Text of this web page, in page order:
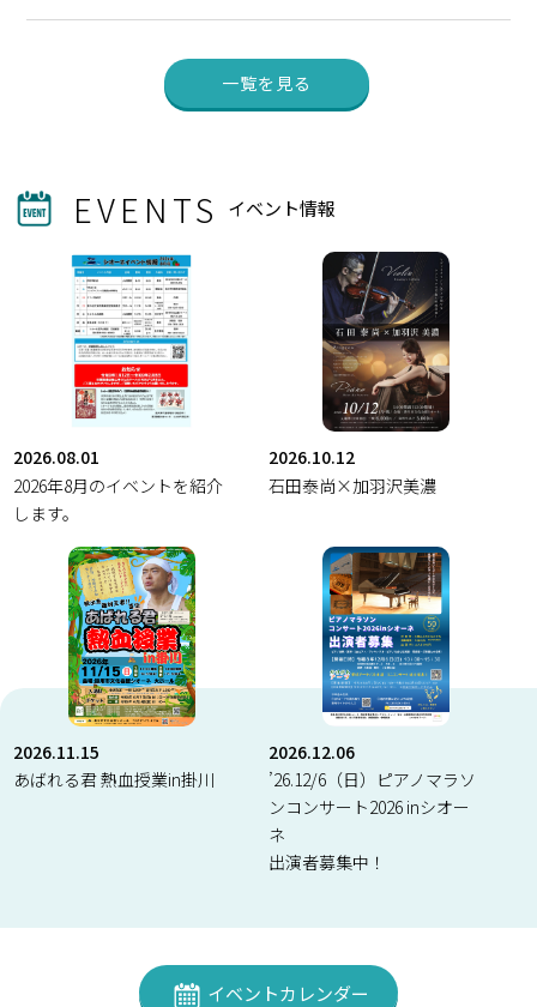
一覧を見る
EVENTS イベント情報
2026.08.01
2026年8月のイベントを紹介
します。
2026.10.12
石田泰尚×加羽沢美濃
2026.11.15
あばれる君 熱血授業in掛川
2026.12.06
’26.12/6（日）ピアノマラソ
ンコンサート2026 inシオー
ネ
出演者募集中！
イベントカレンダー